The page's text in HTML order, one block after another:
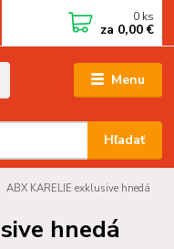
Menu
Hľadať
0 ks
za 0,00 €
ABX KARELIE exklusive hnedá
hnedá